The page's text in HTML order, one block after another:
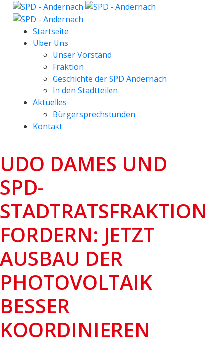
Startseite
Über Uns
Unser Vorstand
Fraktion
Geschichte der SPD Andernach
In den Stadtteilen
Aktuelles
Bürgersprechstunden
Kontakt
UDO DAMES UND
SPD-
STADTRATSFRAKTION
FORDERN: JETZT
AUSBAU DER
PHOTOVOLTAIK
BESSER
KOORDINIEREN